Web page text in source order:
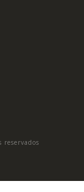
reservados